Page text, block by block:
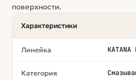
поверхности.
Характеристики
Линейка KATANA
Категория